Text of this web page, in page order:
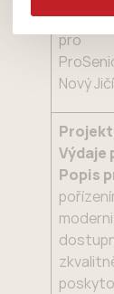
vozidel
pro
Nový
Výdaje
Popis